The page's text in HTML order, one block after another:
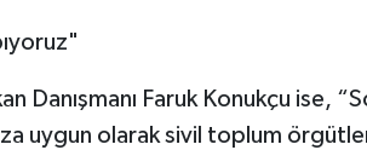
Danışmanı Faruk Konukçu ise,
uygun olarak sivil toplum